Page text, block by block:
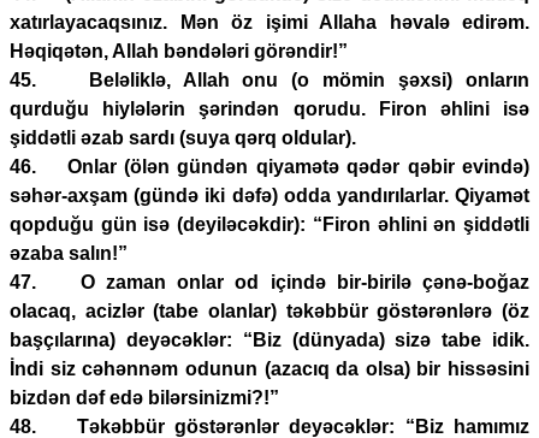
xatırlayacaqsınız. Mən öz işimi Allaha həvalə edirəm.
Həqiqətən, Allah bəndələri görəndir!”
45. Beləliklə, Allah onu (o mömin şəxsi) onların
qurduğu hiylələrin şərindən qorudu. Firon əhlini isə
şiddətli əzab sardı (suya qərq oldular).
46. Onlar (ölən gündən qiyamətə qədər qəbir evində)
səhər-axşam (gündə iki dəfə) odda yandırılarlar. Qiyamət
qopduğu gün isə (deyiləcəkdir): “Firon əhlini ən şiddətli
əzaba salın!”
47. O zaman onlar od içində bir-birilə çənə-boğaz
olacaq, acizlər (tabe olanlar) təkəbbür göstərənlərə (öz
başçılarına) deyəcəklər: “Biz (dünyada) sizə tabe idik.
İndi siz cəhənnəm odunun (azacıq da olsa) bir hissəsini
bizdən dəf edə bilərsinizmi?!”
48. Təkəbbür göstərənlər deyəcəklər: “Biz hamımız